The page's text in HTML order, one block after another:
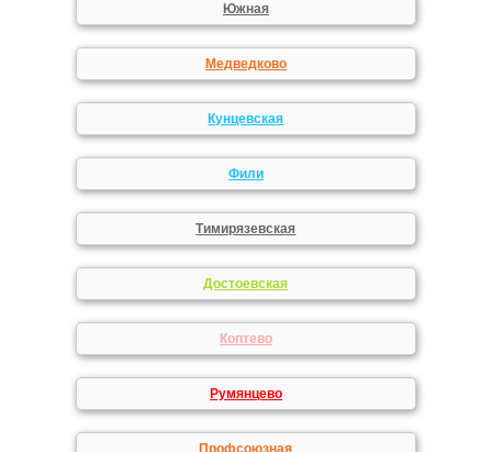
Южная
Медведково
Кунцевская
Фили
Тимирязевская
Достоевская
Коптево
Румянцево
Профсоюзная